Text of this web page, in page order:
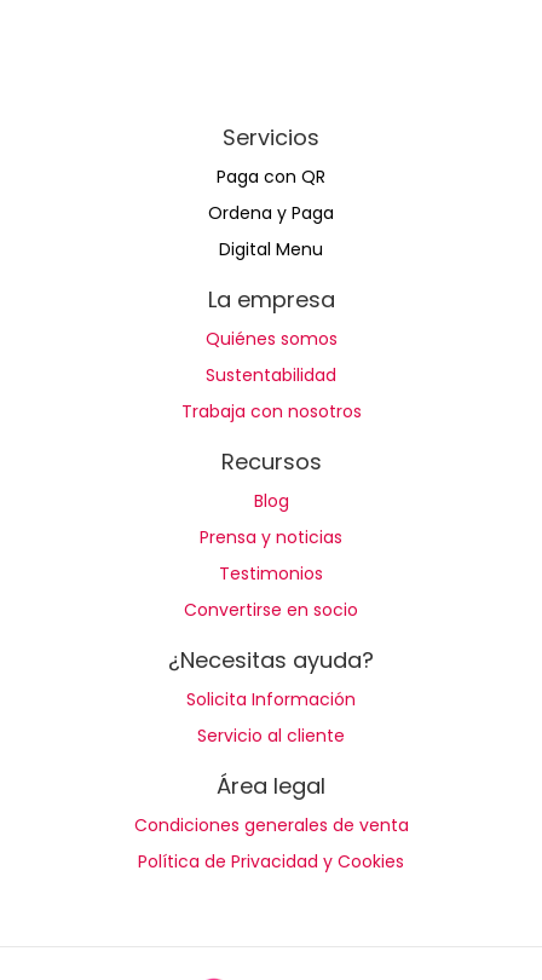
Servicios
Paga con QR
Ordena y Paga
Digital Menu
La empresa
Quiénes somos
Sustentabilidad
Trabaja con nosotros
Recursos
Blog
Prensa y noticias
Testimonios
Convertirse en socio
¿Necesitas ayuda?
Solicita Información
Servicio al cliente
Área legal
Condiciones generales de venta
Política de Privacidad y Cookies